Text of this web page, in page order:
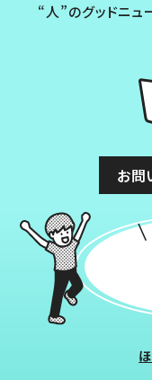
“人”のグッドニュ
お問